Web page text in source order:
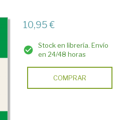
10,95 €
Stock en librería. Envío
en 24/48 horas
COMPRAR